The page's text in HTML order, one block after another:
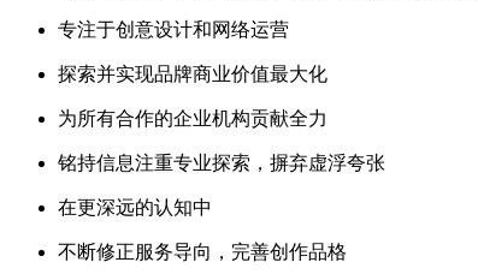
专注于创意设计和网络运营
探索并实现品牌商业价值最大化
为所有合作的企业机构贡献全力
铭持信息注重专业探索，摒弃虚浮夸张
在更深远的认知中
不断修正服务导向，完善创作品格